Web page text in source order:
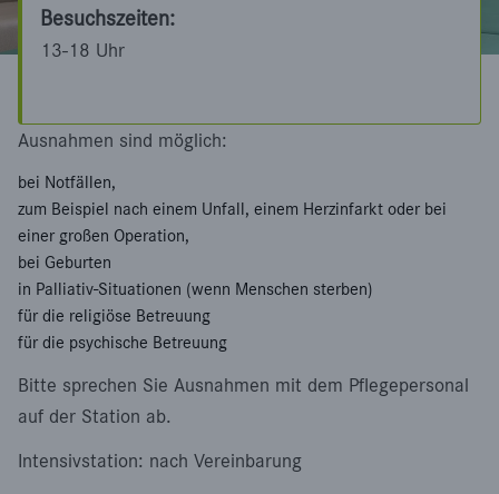
Besuchszeiten:
13-18 Uhr
Ausnahmen sind möglich:
bei Notfällen,
zum Beispiel nach einem Unfall, einem Herzinfarkt oder bei
einer großen Operation,
bei Geburten
in Palliativ-Situationen (wenn Menschen sterben)
für die religiöse Betreuung
für die psychische Betreuung
Bitte sprechen Sie Ausnahmen mit dem Pflegepersonal
auf der Station ab.
Intensivstation: nach Vereinbarung